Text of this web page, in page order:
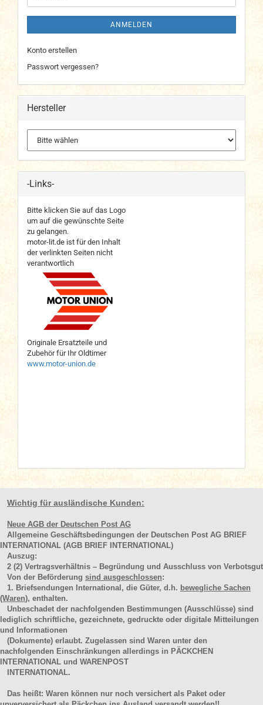
ANMELDEN
Konto erstellen
Passwort vergessen?
Hersteller
-Links-
Bitte klicken Sie auf das Logo
um auf die gewünschte Seite
zu gelangen.
motor-lit.de ist für den Inhalt
der verlinkten Seiten nicht
verantwortlich
Originale Ersatzteile und
Zubehör für Ihr Oldtimer
www.motor-union.de
Wichtig für ausländische Kunden:
Neue AGB der Deutschen Post AG
Allgemeine Geschäftsbedingungen der Deutschen Post AG BRIEF
INTERNATIONAL (AGB BRIEF INTERNATIONAL)
Auszug:
2 (2) Vertragsverhältnis – Begründung und Ausschluss von Verbotsgut
Von der Beförderung sind ausgeschlossen:
1. Briefsendungen International, die Güter, d.h. bewegliche Sachen
(Waren), enthalten.
Unbeschadet der nachfolgenden Bestimmungen (Ausschlüsse) sind
lediglich schriftliche, gezeichnete, gedruckte oder digitale Mitteilungen
und Informationen
(Dokumente) erlaubt. Zugelassen sind Waren unter den
nachfolgenden Einschränkungen allerdings in PÄCKCHEN
INTERNATIONAL und WARENPOST
INTERNATIONAL.
Das heißt: Waren können nur noch versichert als Paket oder